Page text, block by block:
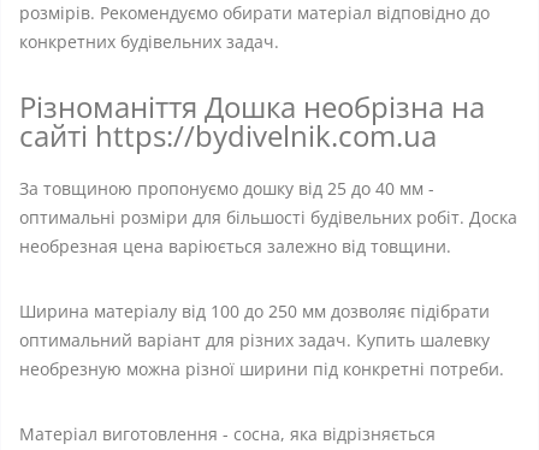
розмірів. Рекомендуємо обирати матеріал відповідно до
конкретних будівельних задач.
Різноманіття Дошка необрізна на
сайті https://bydivelnik.com.ua
За товщиною пропонуємо дошку від 25 до 40 мм -
оптимальні розміри для більшості будівельних робіт. Доска
необрезная цена варіюється залежно від товщини.
Ширина матеріалу від 100 до 250 мм дозволяє підібрати
оптимальний варіант для різних задач. Купить шалевку
необрезную можна різної ширини під конкретні потреби.
Матеріал виготовлення - сосна, яка відрізняється